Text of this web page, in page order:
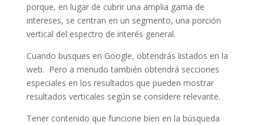
porque, en lugar de cubrir una amplia gama de
intereses, se centran en un segmento, una porción
vertical del espectro de interés general.
Cuando busques en Google, obtendrás listados en la
web. Pero a menudo también obtendrá secciones
especiales en los resultados que pueden mostrar
resultados verticales según se considere relevante.
Tener contenido que funcione bien en la búsqueda